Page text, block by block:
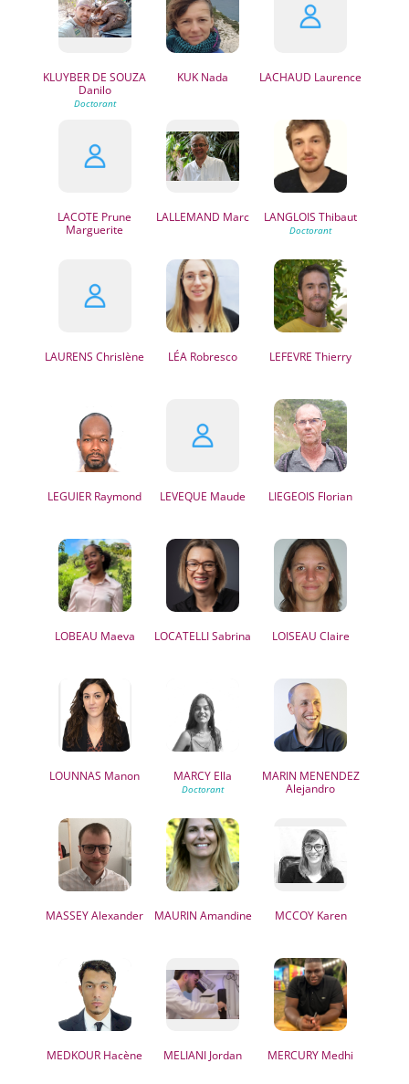
KLUYBER DE SOUZA
Danilo
KUK Nada LACHAUD Laurence
LACOTE Prune
Marguerite
LALLEMAND Marc LANGLOIS Thibaut
LAURENS Chrislène LÉA Robresco LEFEVRE Thierry
LEGUIER Raymond LEVEQUE Maude LIEGEOIS Florian
LOBEAU Maeva LOCATELLISabrina LOISEAU Claire
LOUNNAS Manon MARCY Ella
MARIN MENENDEZ
Alejandro
MASSEYAlexander MAURIN Amandine MCCOYKaren
MEDKOUR Hacène MELIANI Jordan MERCURY Medhi